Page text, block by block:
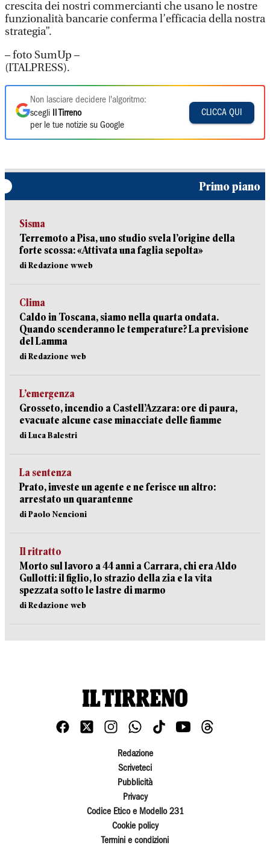
crescita dei nostri commercianti che usano le nostre
funzionalità bancarie conferma l’efficacia della nostra
strategia”.
– foto SumUp –
(ITALPRESS).
Non lasciare decidere l'algoritmo:
scegli
Il Tirreno
per le tue notizie su Google
CLICCA QUI
Primo piano
Sisma
Terremoto a Pisa, uno studio svela l’origine della
forte scossa: «Attivata una faglia sepolta»
di Redazione wweb
Clima
Caldo in Toscana, siamo nella quarta ondata.
Quando scenderanno le temperature? La previsione
del Lamma
di Redazione web
L’emergenza
Grosseto, incendio a Castell’Azzara: ore di paura,
evacuate alcune case minacciate delle fiamme
di Luca Balestri
La sentenza
Prato, investe un agente e ne ferisce un altro:
arrestato un quarantenne
di Paolo Nencioni
Il ritratto
Morto sul lavoro a 44 anni a Carrara, chi era Aldo
Gullotti: il figlio, lo strazio della zia e la vita
spezzata sotto le lastre di marmo
di Redazione web
Redazione
Scriveteci
Pubblicità
Privacy
Codice Etico e Modello 231
Cookie policy
Termini e condizioni